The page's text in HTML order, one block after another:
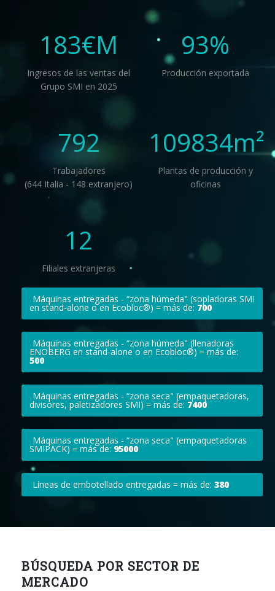
183€M
Ingresos de las ventas del
Grupo SMI en 2025
93%
Producción exportada
792
Trabajadores
(644 Italia - 148 extranjero)
109834m²
Plantas de producción y
oficinas
12
Filiales extranjeras
Máquinas entregadas - “zona húmeda" (sopladoras SMI
en stand-alone o en Ecobloc®) = más de: 700
Máquinas entregadas - “zona húmeda" (llenadoras
ENOBERG en stand-alone o en Ecobloc®) = más de:
500
Máquinas entregadas - “zona seca" (empaquetadoras,
divisores, paletizadores SMI) = más de: 7400
Máquinas entregadas - “zona seca" (empaquetadoras
SMIPACK) = más de: 95000
Líneas de embotellado entregadas = más de: 380
BÚSQUEDA POR SECTOR DE
MERCADO